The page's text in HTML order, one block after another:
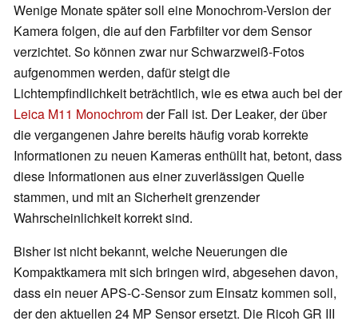
Wenige Monate später soll eine Monochrom-Version der
Kamera folgen, die auf den Farbfilter vor dem Sensor
verzichtet. So können zwar nur Schwarzweiß-Fotos
aufgenommen werden, dafür steigt die
Lichtempfindlichkeit beträchtlich, wie es etwa auch bei der
Leica M11 Monochromder Fall ist. Der Leaker, der über
die vergangenen Jahre bereits häufig vorab korrekte
Informationen zu neuen Kameras enthüllt hat, betont, dass
diese Informationen aus einer zuverlässigen Quelle
stammen, und mit an Sicherheit grenzender
Wahrscheinlichkeit korrekt sind.
Bisher ist nicht bekannt, welche Neuerungen die
Kompaktkamera mit sich bringen wird, abgesehen davon,
dass ein neuer APS-C-Sensor zum Einsatz kommen soll,
der den aktuellen 24 MP Sensor ersetzt. Die Ricoh GR III